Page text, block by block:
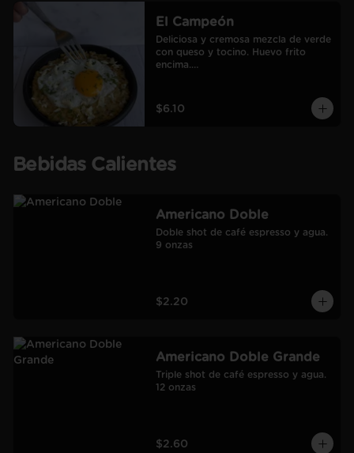
El Campeón
Deliciosa y cremosa mezcla de verde
con queso y tocino. Huevo frito
encima.
$6.10
Bebidas Calientes
Americano Doble
Doble shot de café espresso y agua.
9 onzas
$2.20
Americano Doble Grande
Triple shot de café espresso y agua.
12 onzas
$2.60